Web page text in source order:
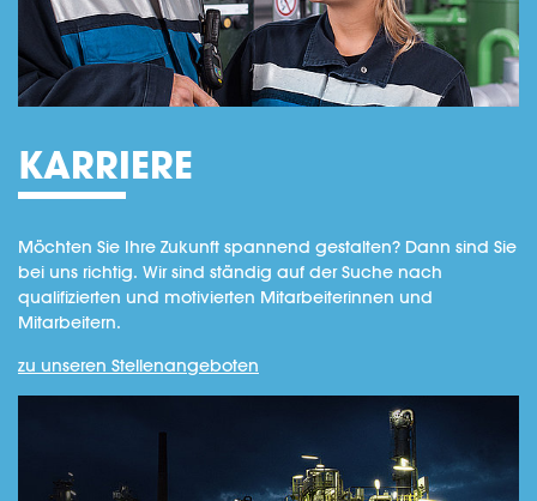
KARRIERE
Möchten Sie Ihre Zukunft spannend gestalten? Dann sind Sie
bei uns richtig. Wir sind ständig auf der Suche nach
qualifizierten und motivierten Mitarbeiterinnen und
Mitarbeitern.
zu unseren Stellenangeboten